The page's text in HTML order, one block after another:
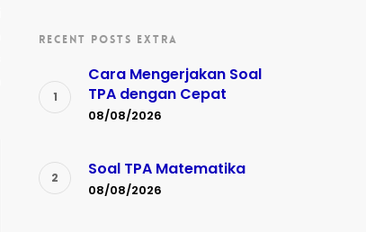
RECENT POSTS EXTRA
Cara Mengerjakan Soal
TPA dengan Cepat
08/08/2026
Soal TPA Matematika
08/08/2026